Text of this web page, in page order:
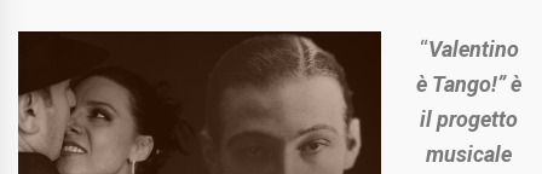
“Valentino
è Tango!” è
il progetto
musicale